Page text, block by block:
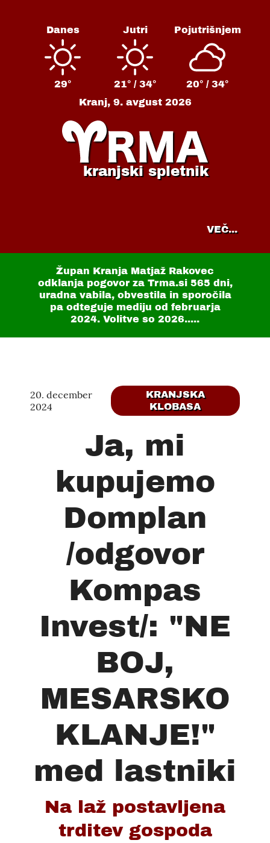
Danes
29°
Jutri
21° / 34°
Pojutrišnjem
20° / 34°
Kranj, 9. avgust 2026
kranjski spletnik
VEČ...
Župan Kranja Matjaž Rakovec
odklanja pogovor za Trma.si 565 dni,
uradna vabila, obvestila in sporočila
pa odteguje mediju od februarja
2024. Volitve so 2026.....
20. december
2024
KRANJSKA
KLOBASA
Ja, mi
kupujemo
Domplan
/odgovor
Kompas
Invest/: "NE
BOJ,
MESARSKO
KLANJE!"
med lastniki
Na laž postavljena
trditev gospoda